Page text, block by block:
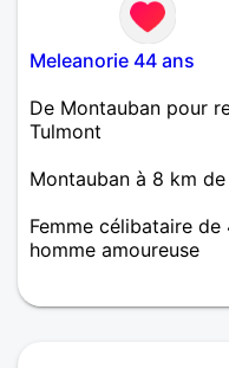
Meleanorie 44 ans
De Montauban pour
Tulmont
Montauban à 8 km
Femme célibataire
homme amoureuse
simple aventure,